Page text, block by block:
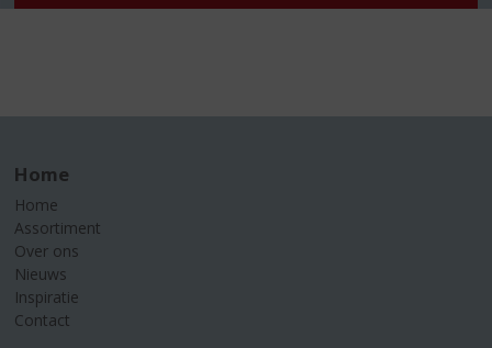
Home
Home
Assortiment
Over ons
Nieuws
Inspiratie
Contact